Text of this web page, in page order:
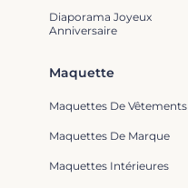
Maquette
Maquettes De Vêtements
Maquettes De Marque
Maquettes Intérieures
Diaporama Joyeux
Anniversaire